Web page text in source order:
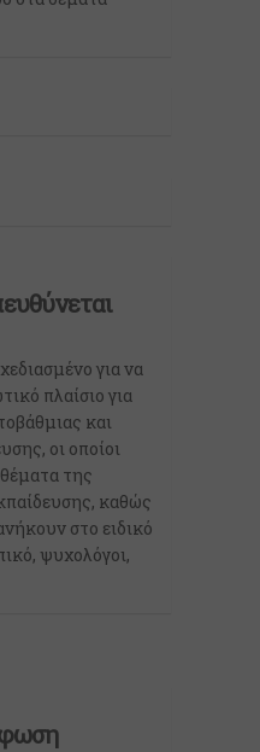
για να
πλαίσιο για
και
οι οποίοι
θέματα της
καθώς
στο ειδικό
ψυχολόγοι,